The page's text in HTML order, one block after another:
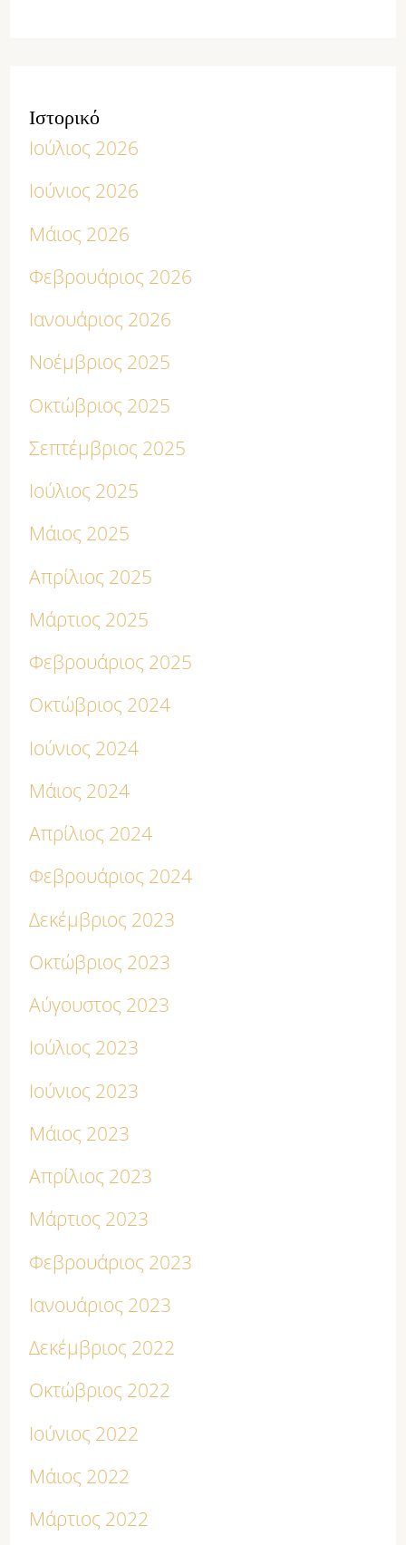
Ιστορικό
Ιούλιος 2026
Ιούνιος 2026
Μάιος 2026
Φεβρουάριος 2026
Ιανουάριος 2026
Νοέμβριος 2025
Οκτώβριος 2025
Σεπτέμβριος 2025
Ιούλιος 2025
Μάιος 2025
Απρίλιος 2025
Μάρτιος 2025
Φεβρουάριος 2025
Οκτώβριος 2024
Ιούνιος 2024
Μάιος 2024
Απρίλιος 2024
Φεβρουάριος 2024
Δεκέμβριος 2023
Οκτώβριος 2023
Αύγουστος 2023
Ιούλιος 2023
Ιούνιος 2023
Μάιος 2023
Απρίλιος 2023
Μάρτιος 2023
Φεβρουάριος 2023
Ιανουάριος 2023
Δεκέμβριος 2022
Οκτώβριος 2022
Ιούνιος 2022
Μάιος 2022
Μάρτιος 2022